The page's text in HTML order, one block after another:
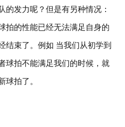
的发力呢？但是有另种情况：
拍的性能已经无法满足自身的
结束了。例如 当我们从初学到
球拍不能满足我们的时候，就
球拍了。